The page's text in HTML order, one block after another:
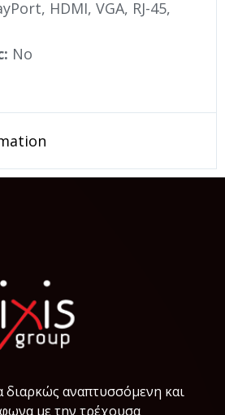
HDMI, VGA, RJ-45,
No
διαρκώς αναπτυσσόμενη και
µε την τρέχουσα